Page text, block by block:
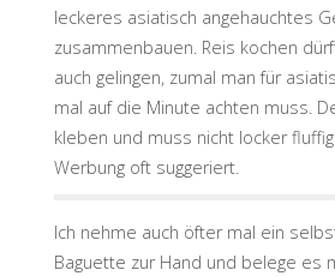
leckeres asiatisch angehauchtes
zusammenbauen. Reis kochen
auch gelingen, zumal man für
mal auf die Minute achten muss.
kleben und muss nicht locker
Werbung oft suggeriert.
Ich nehme auch öfter mal ein
Baguette zur Hand und belege es